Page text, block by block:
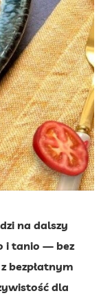
na dalszy
i tanio — bez
bezpłatnym
dla